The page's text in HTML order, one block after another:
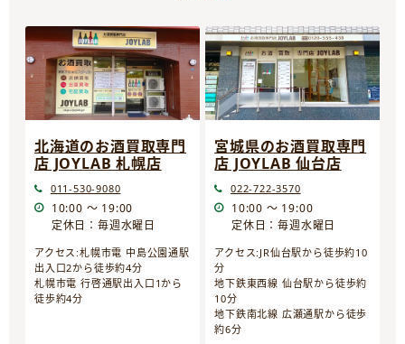
北海道のお酒買取専門
店 JOYLAB 札幌店
011-530-9080
10:00 ～ 19:00
定休日：毎週水曜日
アクセス:札幌市電 中島公園通駅
出入口2から徒歩約4分
札幌市電 行啓通駅出入口1から
徒歩約4分
宮城県のお酒買取専門
店 JOYLAB 仙台店
022-722-3570
10:00 ～ 19:00
定休日：毎週水曜日
アクセス:JR仙台駅から徒歩約10
分
地下鉄東西線 仙台駅から徒歩約
10分
地下鉄南北線 広瀬通駅から徒歩
約6分